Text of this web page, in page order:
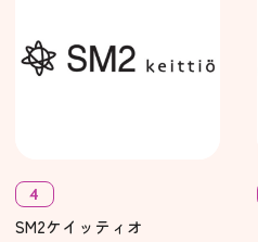
4
SM2ケイッティオ